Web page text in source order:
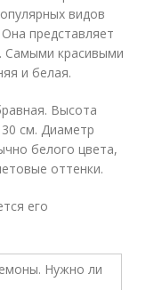
видов
представляет
Самыми красивыми
и белая.
Высота
см. Диаметр
белого цвета,
оттенки.
его